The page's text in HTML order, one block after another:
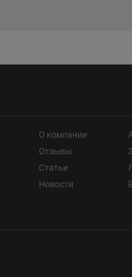
О компании
Отзывы
Статьи
Новости